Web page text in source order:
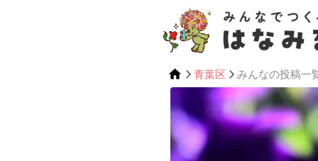
青葉区 みんなの投稿一